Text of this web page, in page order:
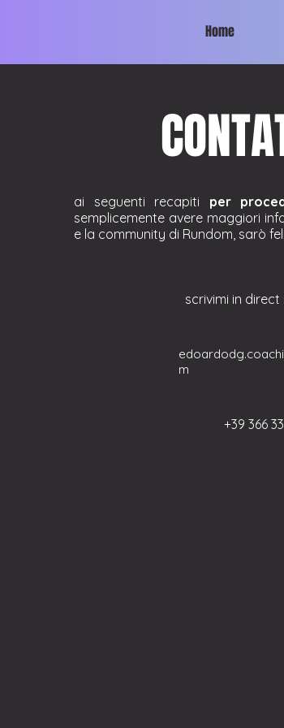
Home
ai seguenti recapiti per
semplicemente avere maggiori
e la community di Rundom, sarò
scrivimi in direct
m
+39 366